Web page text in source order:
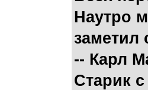
Наутро
заметил
-- Карл
Старик